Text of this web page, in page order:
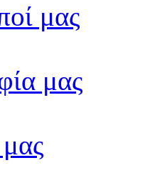
μας
μας